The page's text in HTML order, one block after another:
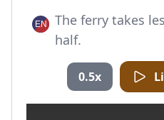
The ferry takes
half.
0.5x